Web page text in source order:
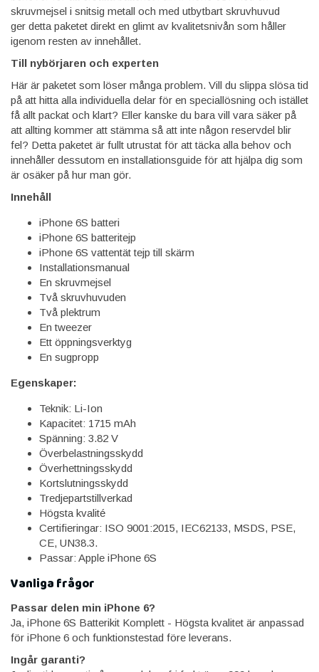
skruvmejsel i snitsig metall och med utbytbart skruvhuvud
ger detta paketet direkt en glimt av kvalitetsnivån som håller
igenom resten av innehållet.
Till nybörjaren och experten
Här är paketet som löser många problem. Vill du slippa slösa tid
på att hitta alla individuella delar för en speciallösning och istället
få allt packat och klart? Eller kanske du bara vill vara säker på
att allting kommer att stämma så att inte någon reservdel blir
fel? Detta paketet är fullt utrustat för att täcka alla behov och
innehåller dessutom en installationsguide för att hjälpa dig som
är osäker på hur man gör.
Innehåll
iPhone 6S batteri
iPhone 6S batteritejp
iPhone 6S vattentät tejp till skärm
Installationsmanual
En skruvmejsel
Två skruvhuvuden
Två plektrum
En tweezer
Ett öppningsverktyg
En sugpropp
Egenskaper:
Teknik: Li-Ion
Kapacitet: 1715 mAh
Spänning: 3.82 V
Överbelastningsskydd
Överhettningsskydd
Kortslutningsskydd
Tredjepartstillverkad
Högsta kvalité
Certifieringar: ISO 9001:2015, IEC62133, MSDS, PSE,
CE, UN38.3.
Passar: Apple iPhone 6S
Vanliga frågor
Passar delen min iPhone 6?
Ja, iPhone 6S Batterikit Komplett - Högsta kvalitet är anpassad
för iPhone 6 och funktionstestad före leverans.
Ingår garanti?